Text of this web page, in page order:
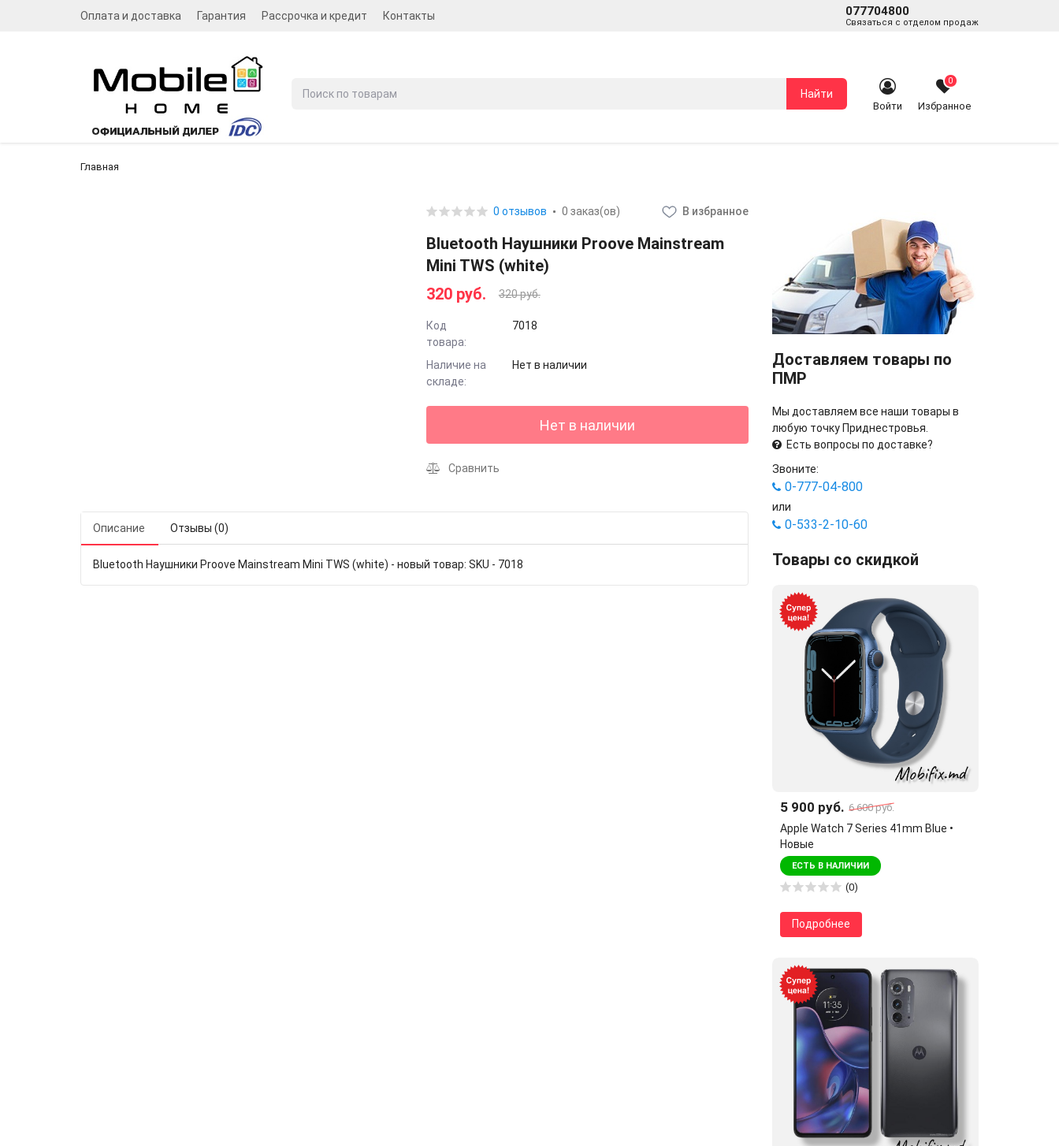
Оплата и доставка Гарантия Рассрочка и кредит Контакты 077704800
Связаться с отделом продаж
Найти
Войти
0
Избранное
Главная
0 отзывов 0 заказ(ов) В избранное
Bluetooth Наушники Proove Mainstream
Mini TWS (white)
320 руб.
320 руб.
Код
товара:
7018
Наличие на
складе:
Нет в наличии
Нет в наличии
Сравнить
Описание Отзывы (0)
Bluetooth Наушники Proove Mainstream Mini TWS (white) - новый товар: SKU - 7018
Доставляем товары по
ПМР
Мы доставляем все наши товары в
любую точку Приднестровья.
Есть вопросы по доставке?
Звоните:
0-777-04-800
или
0-533-2-10-60
Товары со скидкой
5 900 руб. 6 600 руб.
Apple Watch 7 Series 41mm Blue •
Новые
ЕСТЬ В НАЛИЧИИ
(0)
Подробнее